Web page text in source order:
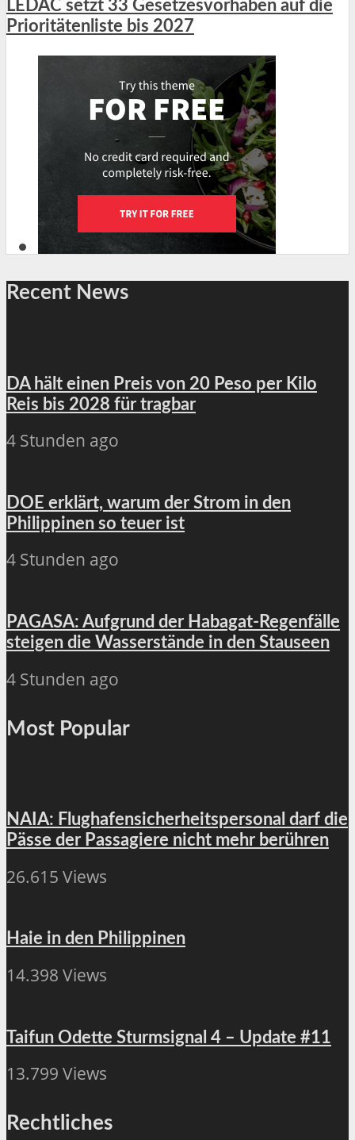
LEDAC setzt 33 Gesetzesvorhaben auf die
Prioritätenliste bis 2027
Recent News
DA hält einen Preis von 20 Peso per Kilo
Reis bis 2028 für tragbar
4 Stunden ago
DOE erklärt, warum der Strom in den
Philippinen so teuer ist
4 Stunden ago
PAGASA: Aufgrund der Habagat-Regenfälle
steigen die Wasserstände in den Stauseen
4 Stunden ago
Most Popular
NAIA: Flughafensicherheitspersonal darf die
Pässe der Passagiere nicht mehr berühren
26.615 Views
Haie in den Philippinen
14.398 Views
Taifun Odette Sturmsignal 4 – Update #11
13.799 Views
Rechtliches